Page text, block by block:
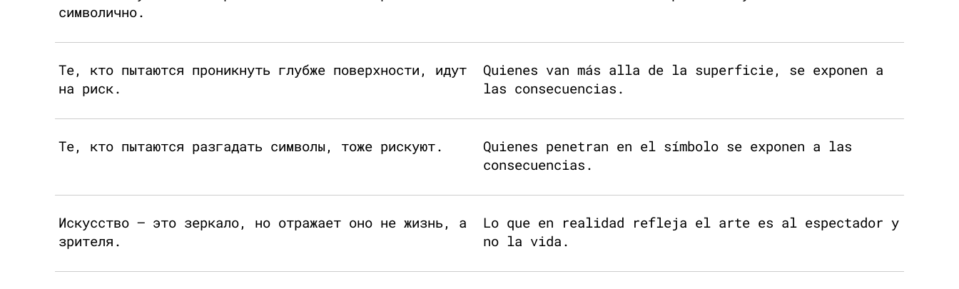
символично.
Те, кто пытаются проникнуть глубже поверхности, идут
на риск.
Quienes van más alla de la superficie, se exponen a
las consecuencias.
Те, кто пытаются разгадать символы, тоже рискуют.
Quienes penetran en el símbolo se exponen a las
consecuencias.
Искусство — это зеркало, но отражает оно не жизнь, а
зрителя.
Lo que en realidad refleja el arte es al espectador y
no la vida.